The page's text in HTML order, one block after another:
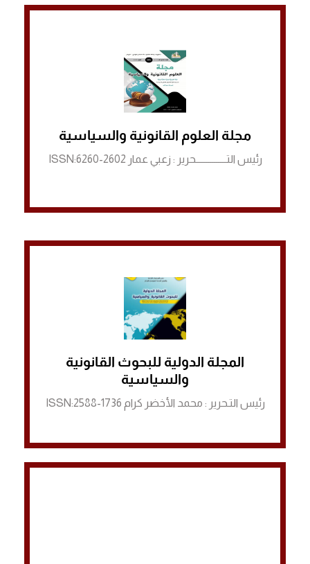
مجلة العلوم القانونية والسياسية
رئيس التـــــــــــــــحرير : زعبي عمار ISSN:6260-2602
المجلة الدولية للبحوث القانونية
والسياسية
رئيس التـحرير : محمد الأخضر كرام ISSN:2588-1736
الرابط لمنصة ASJP